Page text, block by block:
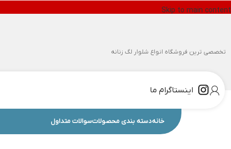
Skip to main content
تخصصی ترین فروشگاه انواع شلوار لگ زنانه
اینستاگرام ما
خانهدسته بندی محصولاتسوالات متداول